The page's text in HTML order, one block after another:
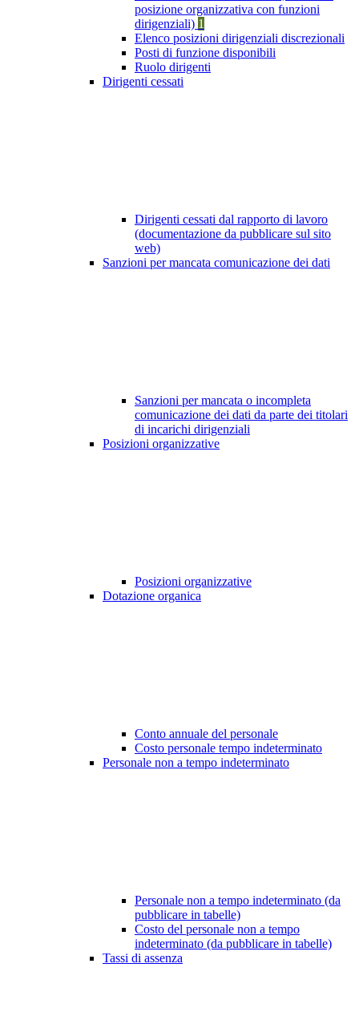
posizione organizzativa con funzioni
dirigenziali) 1
Elenco posizioni dirigenziali discrezionali
Posti di funzione disponibili
Ruolo dirigenti
Dirigenti cessati
Dirigenti cessati dal rapporto di lavoro
(documentazione da pubblicare sul sito
web)
Sanzioni per mancata comunicazione dei dati
Sanzioni per mancata o incompleta
comunicazione dei dati da parte dei titolari
di incarichi dirigenziali
Posizioni organizzative
Posizioni organizzative
Dotazione organica
Conto annuale del personale
Costo personale tempo indeterminato
Personale non a tempo indeterminato
Personale non a tempo indeterminato (da
pubblicare in tabelle)
Costo del personale non a tempo
indeterminato (da pubblicare in tabelle)
Tassi di assenza